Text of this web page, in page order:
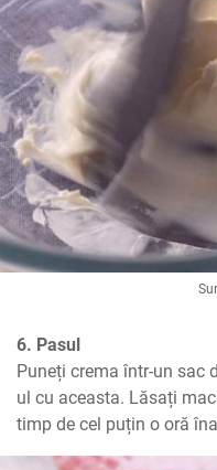
6. Pasul
Puneți crema într-un sac
ul cu aceasta. Lăsați
timp de cel puțin o oră